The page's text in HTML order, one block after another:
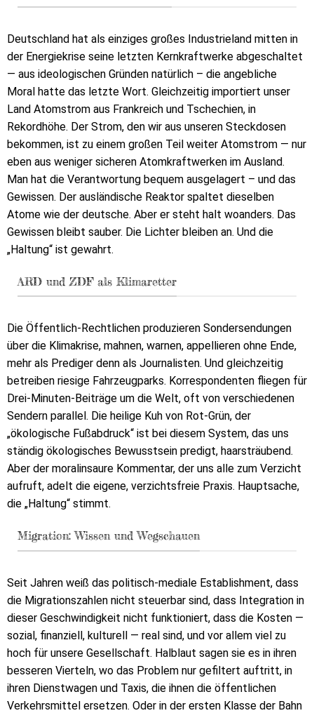
Deutschland hat als einziges großes Industrieland mitten in
der Energiekrise seine letzten Kernkraftwerke abgeschaltet
— aus ideologischen Gründen natürlich – die angebliche
Moral hatte das letzte Wort. Gleichzeitig importiert unser
Land Atomstrom aus Frankreich und Tschechien, in
Rekordhöhe. Der Strom, den wir aus unseren Steckdosen
bekommen, ist zu einem großen Teil weiter Atomstrom — nur
eben aus weniger sicheren Atomkraftwerken im Ausland.
Man hat die Verantwortung bequem ausgelagert – und das
Gewissen. Der ausländische Reaktor spaltet dieselben
Atome wie der deutsche. Aber er steht halt woanders. Das
Gewissen bleibt sauber. Die Lichter bleiben an. Und die
„Haltung“ ist gewahrt.
ARD und ZDF als Klimaretter
Die Öffentlich-Rechtlichen produzieren Sondersendungen
über die Klimakrise, mahnen, warnen, appellieren ohne Ende,
mehr als Prediger denn als Journalisten. Und gleichzeitig
betreiben riesige Fahrzeugparks. Korrespondenten fliegen für
Drei-Minuten-Beiträge um die Welt, oft von verschiedenen
Sendern parallel. Die heilige Kuh von Rot-Grün, der
„ökologische Fußabdruck“ ist bei diesem System, das uns
ständig ökologisches Bewusstsein predigt, haarsträubend.
Aber der moralinsaure Kommentar, der uns alle zum Verzicht
aufruft, adelt die eigene, verzichtsfreie Praxis. Hauptsache,
die „Haltung“ stimmt.
Migration: Wissen und Wegschauen
Seit Jahren weiß das politisch-mediale Establishment, dass
die Migrationszahlen nicht steuerbar sind, dass Integration in
dieser Geschwindigkeit nicht funktioniert, dass die Kosten —
sozial, finanziell, kulturell — real sind, und vor allem viel zu
hoch für unsere Gesellschaft. Halblaut sagen sie es in ihren
besseren Vierteln, wo das Problem nur gefiltert auftritt, in
ihren Dienstwagen und Taxis, die ihnen die öffentlichen
Verkehrsmittel ersetzen. Oder in der ersten Klasse der Bahn